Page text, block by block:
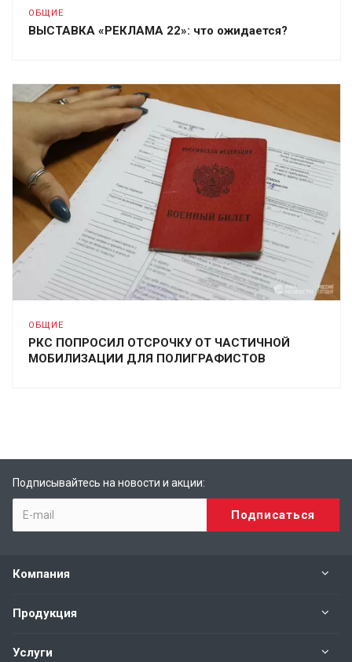
ОБЩИЕ
ВЫСТАВКА «РЕКЛАМА 22»: что ожидается?
ОБЩИЕ
РКС ПОПРОСИЛ ОТСРОЧКУ ОТ ЧАСТИЧНОЙ
МОБИЛИЗАЦИИ ДЛЯ ПОЛИГРАФИСТОВ
Подписывайтесь на новости и акции:
Компания
Продукция
Услуги